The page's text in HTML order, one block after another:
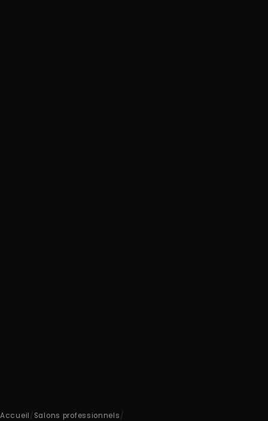
Accueil/ Salons professionnels/